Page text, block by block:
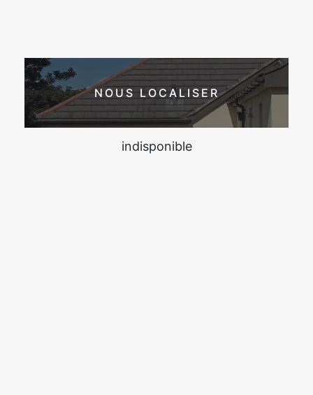
NOUS LOCALISER
indisponible